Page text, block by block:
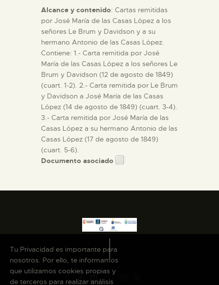
Alcance y contenido: Cartas remitidas
por José María de las Casas López a los
señores Le Brum y Davidson y a su
hermano Antonio de las Casas López.
Contiene: 1.- Carta remitida por José
María de las Casas López a los señores Le
Brum y Davidson (12 de agosto de 1849)
(cuart. 1-2). 2.- Carta remitida por Le Brum
y Davidson a José María de las Casas
López (14 de agosto de 1849) (cuart. 3-4).
3.- Carta remitida por José María de las
Casas López a su hermano Antonio de las
Casas López (17 de agosto de 1849)
(cuart. 5-6).
Documento asociado
Tu Privacidad es importante para
nosotros. Por ello, te informamos
que utilizamos cookies propias y
de terceros para realizar análisis